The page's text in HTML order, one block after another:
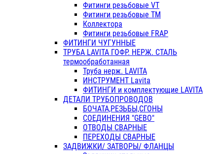
Фитинги резьбовые VT
Фитинги резьбовые ТМ
Коллектора
Фитинги резьбовые FRAP
ФИТИНГИ ЧУГУННЫЕ
ТРУБА LAVITA ГОФР. НЕРЖ. СТАЛЬ
термообработанная
Труба нерж. LAVITA
ИНСТРУМЕНТ Lavita
ФИТИНГИ и комплектующие LAVITA
ДЕТАЛИ ТРУБОПРОВОДОВ
БОЧАТА,РЕЗЬБЫ,СГОНЫ
СОЕДИНЕНИЯ "GEBO"
ОТВОДЫ СВАРНЫЕ
ПЕРЕХОДЫ СВАРНЫЕ
ЗАДВИЖКИ/ ЗАТВОРЫ/ ФЛАНЦЫ